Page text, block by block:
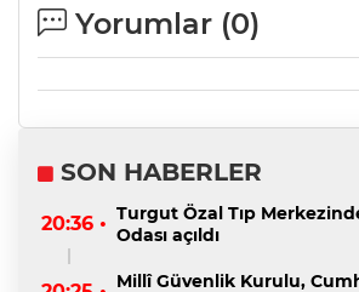
Yorumlar (0)
SON HABERLER
20:36 • Turgut Özal Tıp
Odası açıldı
Millî Güvenlik Kurulu,